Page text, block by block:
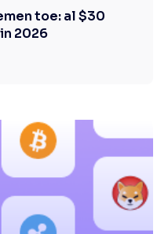
toe: al $30
2026